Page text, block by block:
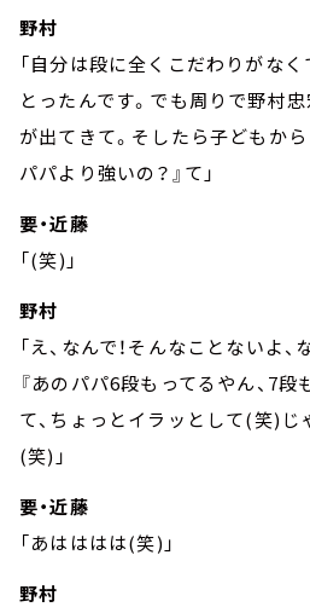
野村
「自分は段に全くこだわりがな
とったんです。でも周りで野村
が出てきて。そしたら子どもか
パパより強いの？』て」
要・近藤
「(笑)」
野村
「え、なんで！そんなことないよ
『あのパパ6段もってるやん、7段
て、ちょっとイラッとして(笑)じ
(笑)」
要・近藤
「あはははは(笑)」
野村